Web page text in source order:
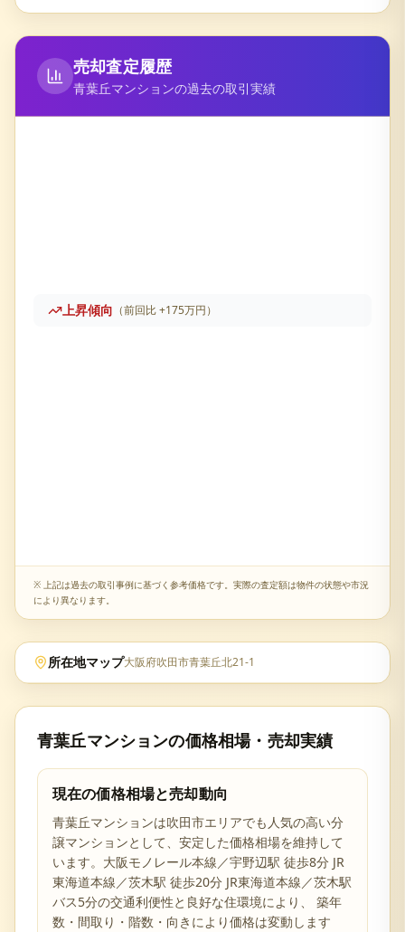
売却査定履歴
青葉丘マンションの過去の取引実績
上昇傾向 （前回比+175万円）
※ 上記は過去の取引事例に基づく参考価格です。実際の査定額は物件の状態や市況
により異なります。
所在地マップ大阪府吹田市青葉丘北21-1
青葉丘マンションの価格相場・売却実績
現在の価格相場と売却動向
青葉丘マンションは吹田市エリアでも人気の高い分
譲マンションとして、安定した価格相場を維持して
います。 大阪モノレール本線／宇野辺駅 徒歩8分 JR
東海道本線／茨木駅 徒歩20分 JR東海道本線／茨木駅
バス5分の交通利便性と 良好な住環境により、 築年
数・間取り・階数・向きにより価格は変動します